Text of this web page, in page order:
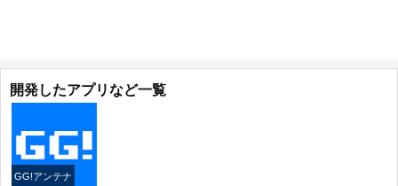
開発したアプリなど一覧
GG!アンテナ